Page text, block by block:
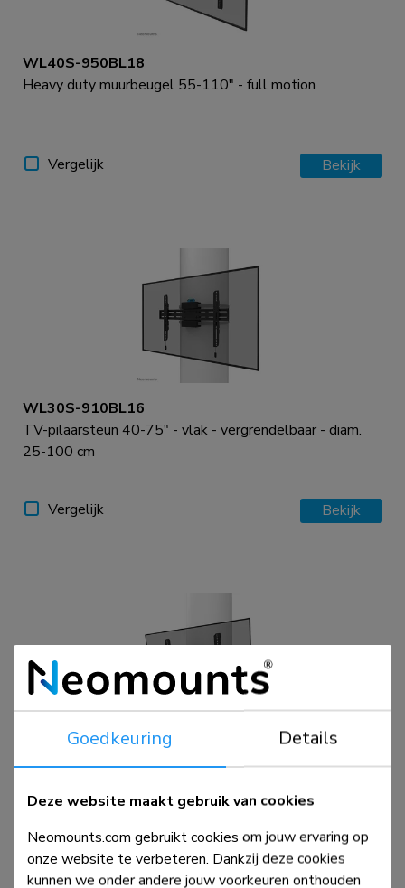
WL40S-950BL18
Heavy duty muurbeugel 55-110" - full motion
Vergelijk Bekijk
WL30S-910BL16
TV-pilaarsteun 40-75" - vlak - vergrendelbaar - diam.
25-100 cm
Vergelijk Bekijk
diam. 25-100 cm
Vergelijk Bekijk
Goedkeuring Details
Deze website maakt gebruik van cookies
Neomounts.com gebruikt cookies om jouw ervaring op
onze website te verbeteren. Dankzij deze cookies
kunnen we onder andere jouw voorkeuren onthouden